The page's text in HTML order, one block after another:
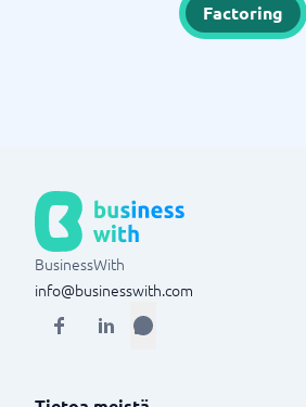
Factoring
BusinessWith
info@businesswith.com